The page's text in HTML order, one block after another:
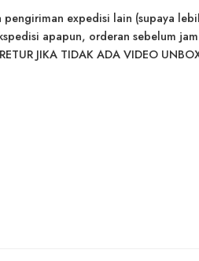
expedisi lain (supaya
apapun, orderan sebelum
JIKA TIDAK ADA VIDEO